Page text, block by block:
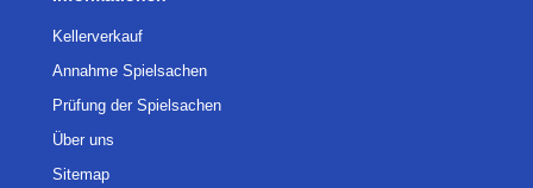
Kellerverkauf
Annahme Spielsachen
Prüfung der Spielsachen
Über uns
Sitemap